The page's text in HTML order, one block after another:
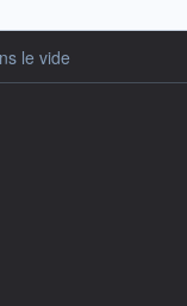
le vide